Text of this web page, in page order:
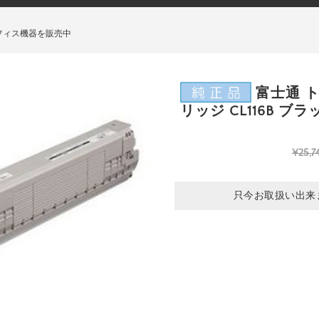
ス機器を販売中
富士通
リッジ CL116B ブラ
只今お取扱い出来